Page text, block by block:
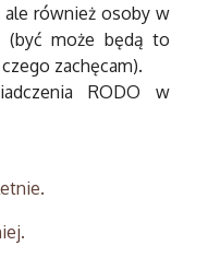
ale również osoby w
(być może będą to
zachęcam).
RODO w